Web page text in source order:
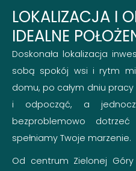
bliskich w
nowoczesnych
sąsiedztwa.
LOKALIZACJA I
IDEALNE
Doskonała lokalizacja
sobą spokój wsi i rytm
domu, po całym dniu
i odpocząć, a
bezproblemowo
spełniamy Twoje marzenie.
Od centrum Zielonej